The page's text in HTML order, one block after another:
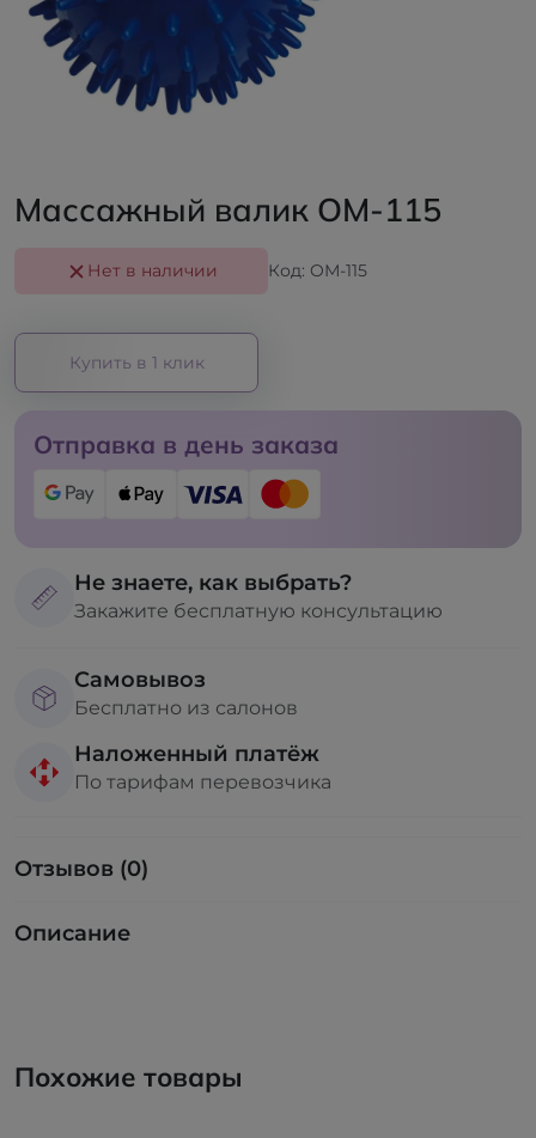
Массажный валик OМ-115
Нет в наличии Код: OМ-115
Купить в 1 клик
Отправка в день заказа
Не знаете, как выбрать?
Закажите бесплатную консультацию
Самовывоз
Бесплатно из салонов
Наложенный платёж
По тарифам перевозчика
Отзывов (0)
Описание
Похожие товары